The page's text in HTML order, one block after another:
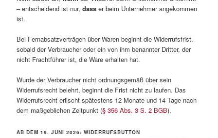
– entscheidend ist nur,dass er beim Unternehmer angekommen
ist.
Bei Fernabsatzverträgen über Waren beginnt die Widerrufsfrist,
sobald der Verbraucher oder ein von ihm benannter Dritter, der
nicht Frachtführer ist, die Ware erhalten hat.
Wurde der Verbraucher nicht ordnungsgemäß über sein
Widerrufsrecht belehrt, beginnt die Frist nicht zu laufen. Das
Widerrufsrecht erlischt spätestens 12 Monate und 14 Tage nach
dem maßgeblichen Zeitpunkt (§ 356 Abs. 3 S. 2 BGB).
AB DEM 19. JUNI 2026: WIDERRUFSBUTTON